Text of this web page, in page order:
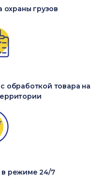
охраны грузов
обработкой товара на
в режиме 24/7